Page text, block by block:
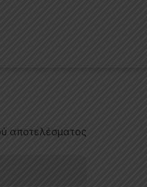
αποτελέσματος